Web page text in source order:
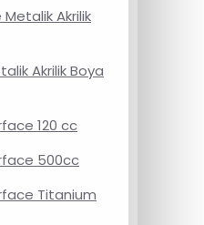
Akrilik
Akrilik Boya
120 cc
500cc
Titanium